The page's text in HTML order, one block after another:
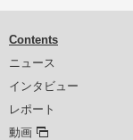
Contents
ニュース
インタビュー
レポート
動画